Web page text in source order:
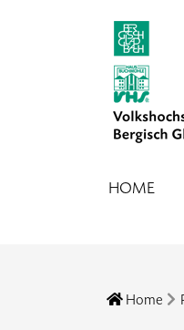
HOME
Home